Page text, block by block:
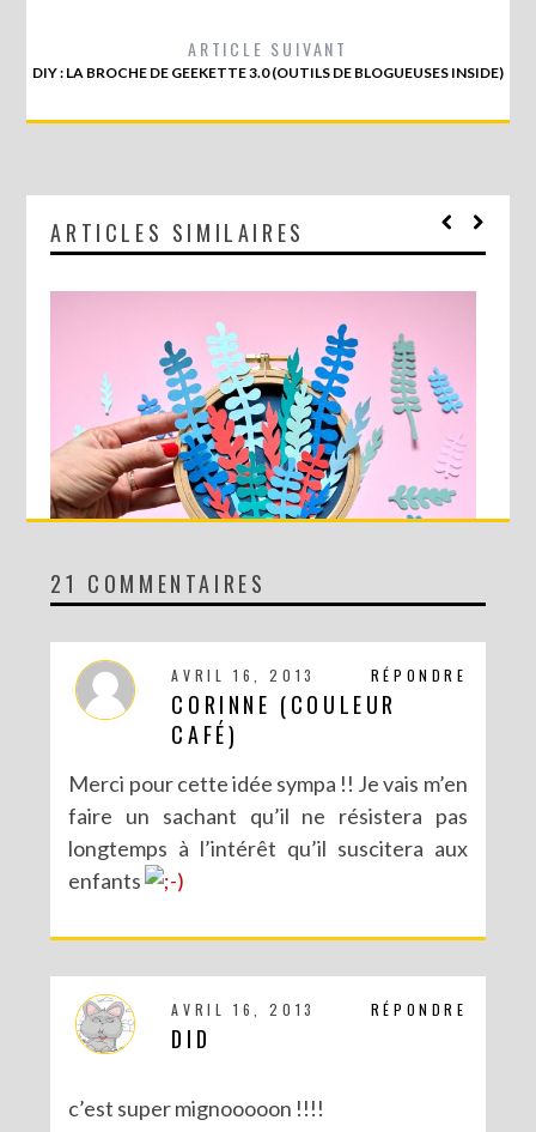
ARTICLE SUIVANT
DIY : LA BROCHE DE GEEKETTE 3.0 (OUTILS DE BLOGUEUSES INSIDE)
ARTICLES SIMILAIRES
DIY MA FORÊT DE PAPIER
DIY SAINT VALENTIN : UNE CARTE POP-UP QUI BRISE LA GLACE !
21 COMMENTAIRES
RÉPONDRE
AVRIL 16, 2013
CORINNE (COULEUR
CAFÉ)
Merci pour cette idée sympa !! Je vais m’en
faire un sachant qu’il ne résistera pas
longtemps à l’intérêt qu’il suscitera aux
enfants
RÉPONDRE
AVRIL 16, 2013
DID
c’est super mignooooon !!!!